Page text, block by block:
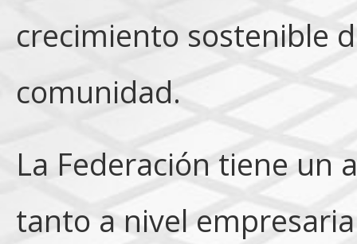
crecimiento sostenible
comunidad.
La Federación tiene un
tanto a nivel